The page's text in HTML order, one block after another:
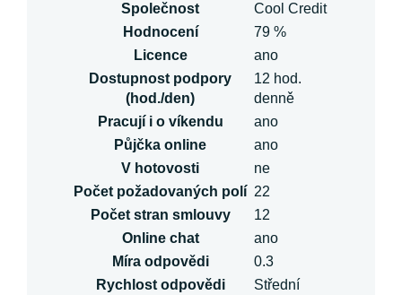
Společnost
Cool Credit
Hodnocení
79 %
Licence
ano
Dostupnost podpory
(hod./den)
12 hod.
denně
Pracují i o víkendu
ano
Půjčka online
ano
V hotovosti
ne
Počet požadovaných polí 22
Počet stran smlouvy
12
Online chat
ano
Míra odpovědi
0.3
Rychlost odpovědi
Střední